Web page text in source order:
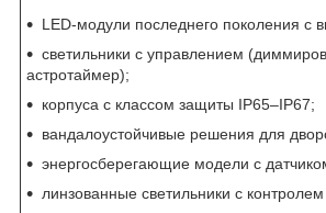
LED-модули последнего поколения с
светильники с управлением
астротаймер);
корпуса с классом защиты IP65–IP67;
вандалоустойчивые решения для
энергосберегающие модели с
линзованные светильники с контролем